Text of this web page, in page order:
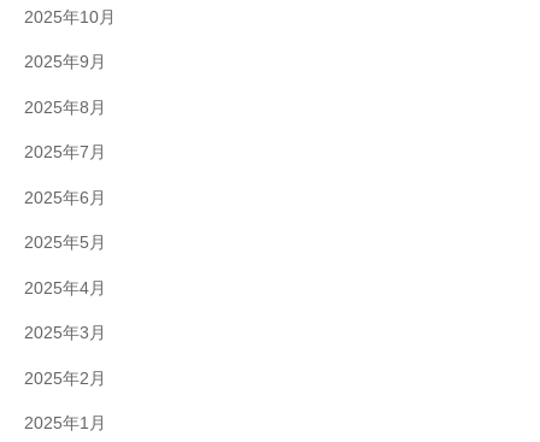
2025年10月
2025年9月
2025年8月
2025年7月
2025年6月
2025年5月
2025年4月
2025年3月
2025年2月
2025年1月